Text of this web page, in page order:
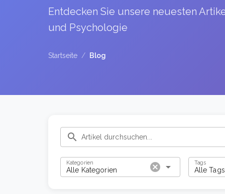
Entdecken Sie unsere neuesten
und Psychologie
Startseite / Blog
search
Alle Kategorien
Kategorien cancel arrow_drop_down Alle Tags
Tags